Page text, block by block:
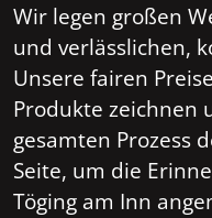
Wir legen großen
und verlässlichen,
Unsere fairen
Produkte zeichnen
gesamten Prozess
Seite, um die
Töging am Inn